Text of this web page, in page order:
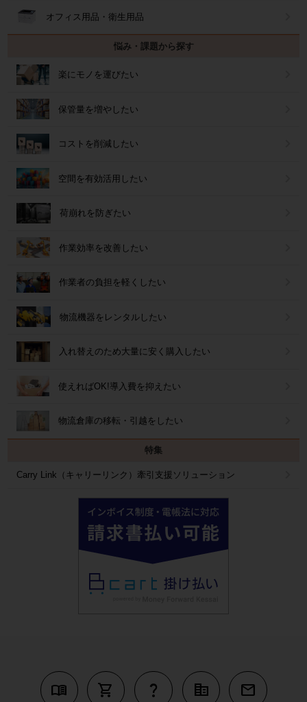
オフィス用品・衛生用品
悩み・課題から探す
楽にモノを運びたい
保管量を増やしたい
コストを削減したい
空間を有効活用したい
荷崩れを防ぎたい
作業効率を改善したい
作業者の負担を軽くしたい
物流機器をレンタルしたい
入れ替えのため大量に安く購入したい
使えればOK!導入費を抑えたい
物流倉庫の移転・引越をしたい
特集
Carry Link（キャリーリンク）牽引支援ソリューション
menu_book shopping_cart question_mark corporate_fare mail